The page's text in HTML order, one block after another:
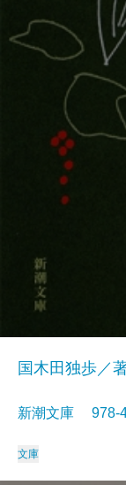
国木田独歩／
新潮文庫 978-
文庫